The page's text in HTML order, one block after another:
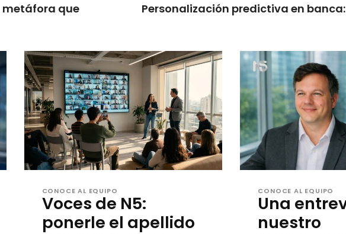
metáfora que
Personalización predictiva en
CONOCE AL EQUIPO
Voces de N5:
ponerle el apellido
CONOCE AL EQUIPO
Una
nuestro